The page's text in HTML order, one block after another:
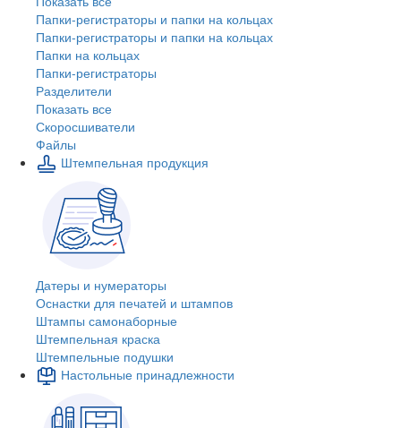
Папки-регистраторы и папки на кольцах
Папки-регистраторы и папки на кольцах
Папки на кольцах
Папки-регистраторы
Разделители
Показать все
Скоросшиватели
Файлы
Штемпельная продукция
Датеры и нумераторы
Оснастки для печатей и штампов
Штампы самонаборные
Штемпельная краска
Штемпельные подушки
Настольные принадлежности